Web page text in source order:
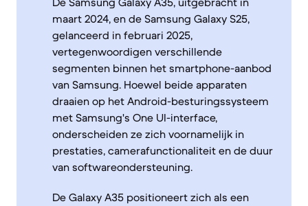
maart 2024, en de Samsung Galaxy S25,
gelanceerd in februari 2025,
vertegenwoordigen verschillende
segmenten binnen het smartphone-aanbod
van Samsung. Hoewel beide apparaten
draaien op het Android-besturingssysteem
met Samsung's One UI-interface,
onderscheiden ze zich voornamelijk in
prestaties, camerafunctionaliteit en de duur
van softwareondersteuning.
De Galaxy A35 positioneert zich als een